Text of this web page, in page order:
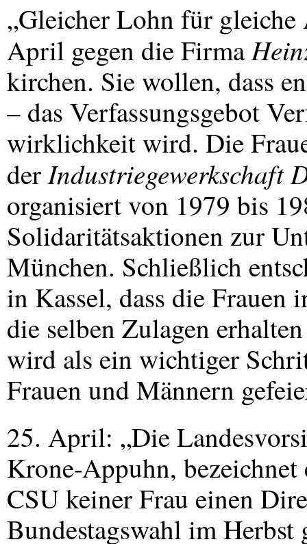
„Gleicher Lohn für
April gegen die Firma
kirchen. Sie wollen, dass
– das Verfassungsgebot
wirklichkeit wird. Die
derIndustriegewerkschaft
organisiert von 1979 bis
Solidaritätsaktionen zur
München. Schließlich
in Kassel, dass die
die selben Zulagen
wird als ein wichtiger
Frauen und Männern
25. April: „Die
Krone-Appuhn, bezeichnet
CSUkeiner Frau einen
Bundestagswahl im Herbst